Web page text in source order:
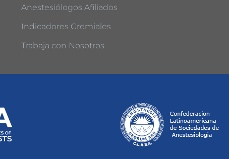
Anestesiólogos Afiliados
Indicadores Gremiales
Trabaja con Nosotros